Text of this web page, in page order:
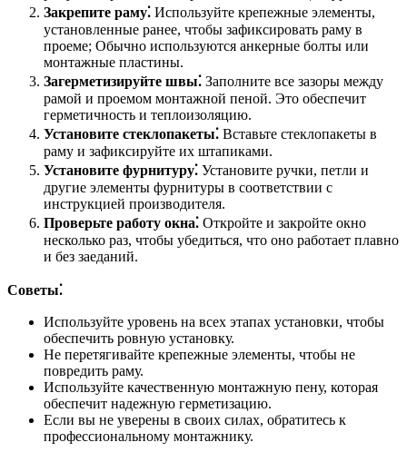
Закрепите раму⁚ Используйте крепежные элементы,
установленные ранее, чтобы зафиксировать раму в
проеме; Обычно используются анкерные болты или
монтажные пластины.
Загерметизируйте швы⁚ Заполните все зазоры между
рамой и проемом монтажной пеной. Это обеспечит
герметичность и теплоизоляцию.
Установите стеклопакеты⁚ Вставьте стеклопакеты в
раму и зафиксируйте их штапиками.
Установите фурнитуру⁚ Установите ручки, петли и
другие элементы фурнитуры в соответствии с
инструкцией производителя.
Проверьте работу окна⁚ Откройте и закройте окно
несколько раз, чтобы убедиться, что оно работает плавно
и без заеданий.
Советы⁚
Используйте уровень на всех этапах установки, чтобы
обеспечить ровную установку.
Не перетягивайте крепежные элементы, чтобы не
повредить раму.
Используйте качественную монтажную пену, которая
обеспечит надежную герметизацию.
Если вы не уверены в своих силах, обратитесь к
профессиональному монтажнику.